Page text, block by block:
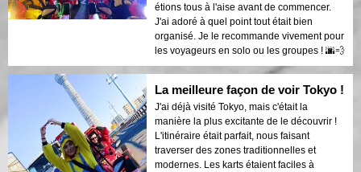
étions tous à l'aise avant de commencer.
J'ai adoré à quel point tout était bien
organisé. Je le recommande vivement pour
les voyageurs en solo ou les groupes ! 🌆💨
La meilleure façon de voir Tokyo !
J'ai déjà visité Tokyo, mais c'était la
manière la plus excitante de le découvrir !
L'itinéraire était parfait, nous faisant
traverser des zones traditionnelles et
modernes. Les karts étaient faciles à